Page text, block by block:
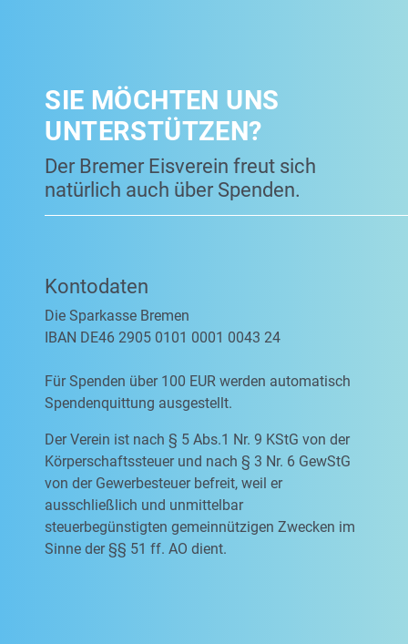
SIE MÖCHTEN UNS
UNTERSTÜTZEN?
Der Bremer Eisverein freut sich
natürlich auch über Spenden.
Kontodaten
Die Sparkasse Bremen
IBAN DE46 2905 0101 0001 0043 24
Für Spenden über 100 EUR werden automatisch
Spendenquittung ausgestellt.
Der Verein ist nach § 5 Abs.1 Nr. 9 KStG von der
Körperschaftssteuer und nach § 3 Nr. 6 GewStG
von der Gewerbesteuer befreit, weil er
ausschließlich und unmittelbar
steuerbegünstigten gemeinnützigen Zwecken im
Sinne der §§ 51 ff. AO dient.